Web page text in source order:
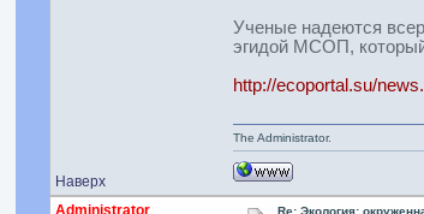
Ученые надеются
эгидой МСОП,
http://ecoportal.su/
Наверх
The Administrator.
Administrator Re: Экология: